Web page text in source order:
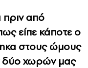
από
είπε κάποτε ο
στους ώμους
δύο χωρών μας